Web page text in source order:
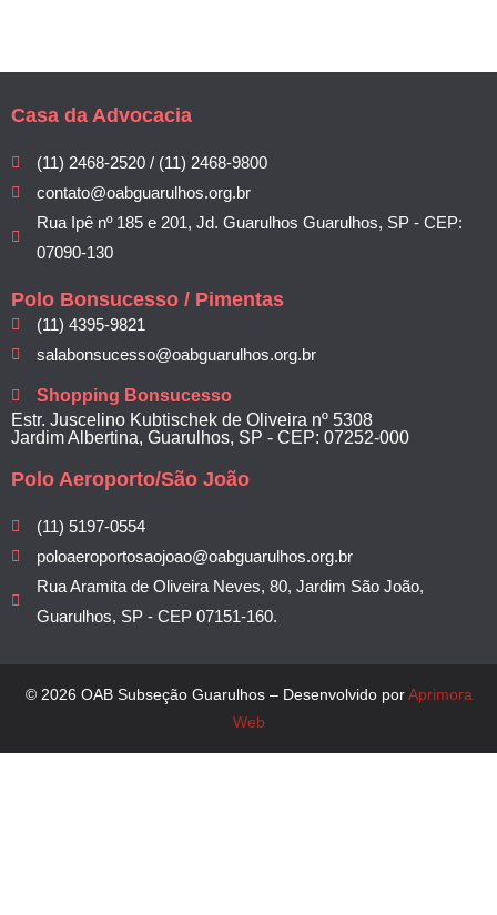
Casa da Advocacia
(11) 2468-2520 / (11) 2468-9800
contato@oabguarulhos.org.br
Rua Ipê nº 185 e 201, Jd. Guarulhos Guarulhos, SP - CEP:
07090-130
Polo Bonsucesso / Pimentas
(11) 4395-9821
salabonsucesso@oabguarulhos.org.br
Shopping Bonsucesso
Estr. Juscelino Kubtischek de Oliveira nº 5308
Jardim Albertina, Guarulhos, SP - CEP: 07252-000
Polo Aeroporto/São João
(11) 5197-0554
poloaeroportosaojoao@oabguarulhos.org.br
Rua Aramita de Oliveira Neves, 80, Jardim São João,
Guarulhos, SP - CEP 07151-160.
© 2026 OAB Subseção Guarulhos – Desenvolvido porAprimora
Web